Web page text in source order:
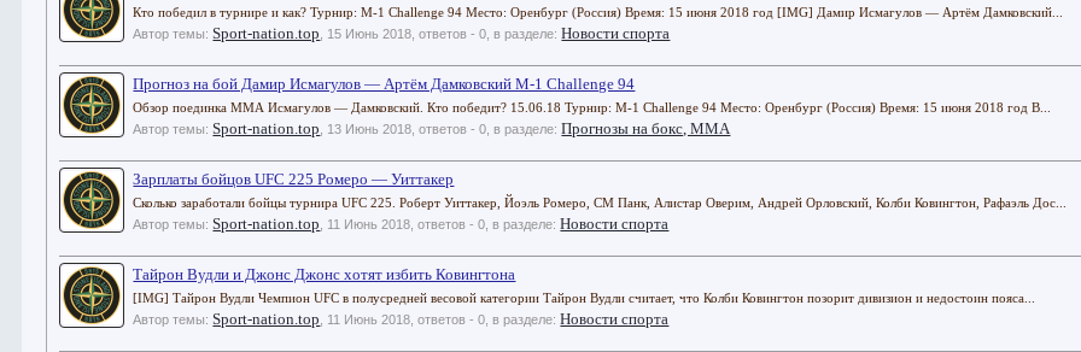
Кто победил в турнире и как? Турнир: M-1 Challenge 94 Место: Оренбург (Россия) Время: 15 июня 2018 год [IMG] Дамир Исмагулов — Артём Дамковский...
Автор темы:Sport-nation.top 15 Июнь 2018 , ответов - 0, в разделе:Новости спорта
Прогноз на бой Дамир Исмагулов — Артём Дамковский M-1 Challenge 94
Обзор поединка ММА Исмагулов — Дамковский. Кто победит? 15.06.18 Турнир: M-1 Challenge 94 Место: Оренбург (Россия) Время: 15 июня 2018 год В...
Автор темы:Sport-nation.top 13 Июнь 2018 , ответов - 0, в разделе:Прогнозы на бокс, ММА
Зарплаты бойцов UFC 225 Ромеро — Уиттакер
Сколько заработали бойцы турнира UFC 225. Роберт Уиттакер, Йоэль Ромеро, СМ Панк, Алистар Оверим, Андрей Орловский, Колби Ковингтон, Рафаэль Дос...
Автор темы:Sport-nation.top 11 Июнь 2018 , ответов - 0, в разделе:Новости спорта
Тайрон Вудли и Джонс Джонс хотят избить Ковингтона
[IMG] Тайрон Вудли Чемпион UFC в полусредней весовой категории Тайрон Вудли считает, что Колби Ковингтон позорит дивизион и недостоин пояса...
Автор темы:Sport-nation.top 11 Июнь 2018 , ответов - 0, в разделе:Новости спорта